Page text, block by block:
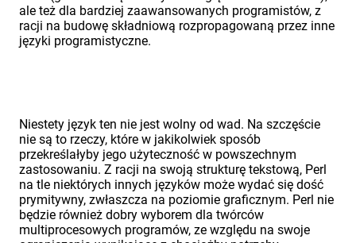
ale też dla bardziej zaawansowanych programistów, z
racji na budowę składniową rozpropagowaną przez inne
języki programistyczne.
Niestety język ten nie jest wolny od wad. Na szczęście
nie są to rzeczy, które w jakikolwiek sposób
przekreślałyby jego użyteczność w powszechnym
zastosowaniu. Z racji na swoją strukturę tekstową, Perl
na tle niektórych innych języków może wydać się dość
prymitywny, zwłaszcza na poziomie graficznym. Perl nie
będzie również dobry wyborem dla twórców
multiprocesowych programów, ze względu na swoje